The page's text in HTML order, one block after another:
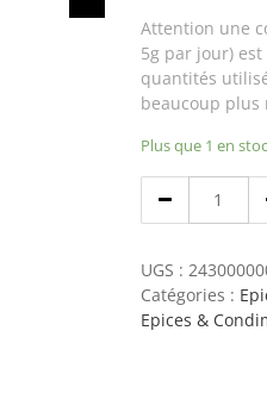
Attention une
5g par jour) est
quantités
beaucoup plus
Plus que 1 en
entiere
(consigne)
-
ID
UGS :
Catégories :
Epices &